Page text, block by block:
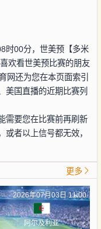
时00分，世美预【多米
欢看世美预比赛的朋友
网还为您在本页面索引
美国直播的近期比赛列
需要您在比赛前再刷新
者以上信号都无效，
更多
2026年07月03日 11:00
阿尔及利亚